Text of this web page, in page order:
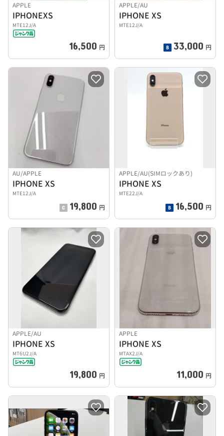
APPLE
IPHONEXS
MTE12J/A
16,500 円
APPLE/AU
IPHONE XS
MTE12J/A
33,000 円
AU/APPLE
IPHONE XS
MTE12J/A
19,800 円
APPLE/AU(SIMロックあり)
IPHONE XS
MTE22J/A
16,500 円
APPLE/AU
IPHONE XS
MT6U2J/A
19,800 円
APPLE
IPHONE XS
MTAX2J/A
11,000 円